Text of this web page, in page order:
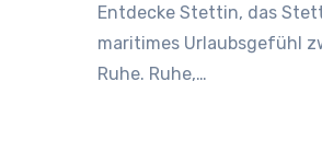
Entdecke Stettin, das
maritimes Urlaubsgefühl
Ruhe. Ruhe,…